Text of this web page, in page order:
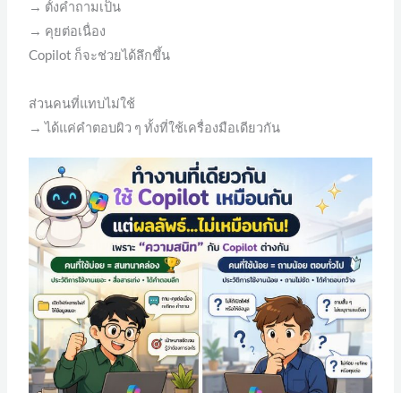
→ ตั้งคำถามเป็น
→ คุยต่อเนื่อง
Copilot ก็จะช่วยได้ลึกขึ้น
ส่วนคนที่แทบไม่ใช้
→ ได้แค่คำตอบผิว ๆ ทั้งที่ใช้เครื่องมือเดียวกัน